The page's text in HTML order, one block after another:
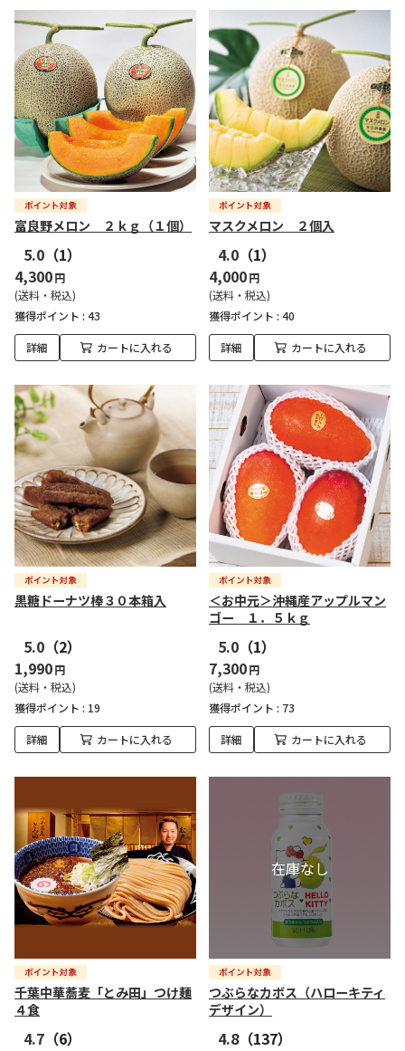
富良野メロン ２ｋｇ（１個）
5.0 （1）
4,300円
(送料・税込)
獲得ポイント : 43
詳細 カートに入れる
マスクメロン ２個入
4.0 （1）
4,000円
(送料・税込)
獲得ポイント : 40
詳細 カートに入れる
黒糖ドーナツ棒３０本箱入
5.0 （2）
1,990円
(送料・税込)
獲得ポイント : 19
詳細 カートに入れる
＜お中元＞沖縄産アップルマン
ゴー １．５ｋｇ
5.0 （1）
7,300円
(送料・税込)
獲得ポイント : 73
詳細 カートに入れる
千葉中華蕎麦「とみ田」つけ麺
４食
4.7 （6）
つぶらなカボス（ハローキティ
デザイン）
4.8（137）